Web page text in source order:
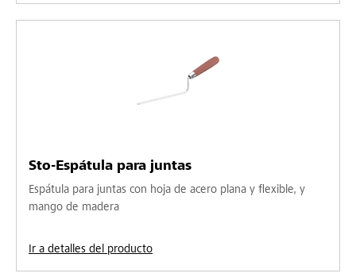
Sto-Espátula para juntas
Espátula para juntas con hoja de acero plana y flexible, y
mango de madera
Ir a detalles del producto